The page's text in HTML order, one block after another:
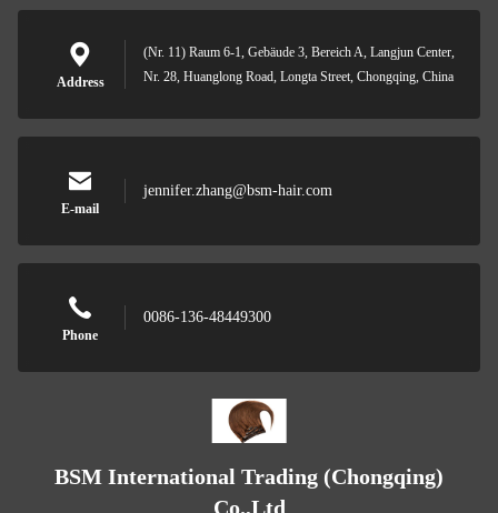
Address
(Nr. 11) Raum 6-1, Gebäude 3, Bereich A, Langjun Center,
Nr. 28, Huanglong Road, Longta Street, Chongqing, China
E-mail
jennifer.zhang@bsm-hair.com
Phone
0086-136-48449300
BSM International Trading (Chongqing)
Co.,Ltd